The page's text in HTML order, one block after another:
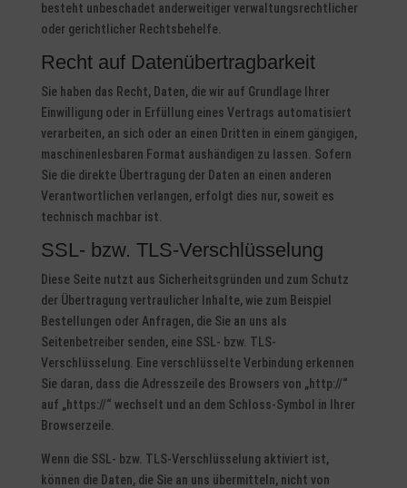
besteht unbeschadet anderweitiger verwaltungsrechtlicher
oder gerichtlicher Rechtsbehelfe.
Recht auf Datenübertragbarkeit
Sie haben das Recht, Daten, die wir auf Grundlage Ihrer
Einwilligung oder in Erfüllung eines Vertrags automatisiert
verarbeiten, an sich oder an einen Dritten in einem gängigen,
maschinenlesbaren Format aushändigen zu lassen. Sofern
Sie die direkte Übertragung der Daten an einen anderen
Verantwortlichen verlangen, erfolgt dies nur, soweit es
technisch machbar ist.
SSL- bzw. TLS-Verschlüsselung
Diese Seite nutzt aus Sicherheitsgründen und zum Schutz
der Übertragung vertraulicher Inhalte, wie zum Beispiel
Bestellungen oder Anfragen, die Sie an uns als
Seitenbetreiber senden, eine SSL- bzw. TLS-
Verschlüsselung. Eine verschlüsselte Verbindung erkennen
Sie daran, dass die Adresszeile des Browsers von „http://“
auf „https://“ wechselt und an dem Schloss-Symbol in Ihrer
Browserzeile.
Wenn die SSL- bzw. TLS-Verschlüsselung aktiviert ist,
können die Daten, die Sie an uns übermitteln, nicht von